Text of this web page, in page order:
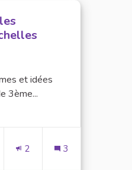
et idées
3ème...
Citoyenneté
2 3